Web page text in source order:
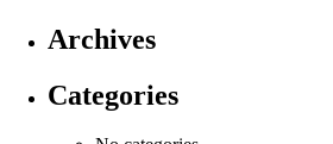
Archives
Categories